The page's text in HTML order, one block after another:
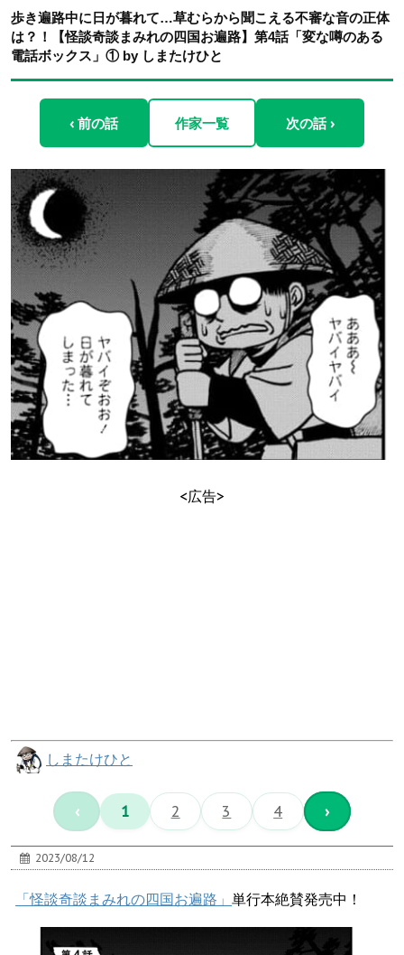
歩き遍路中に日が暮れて…草むらから聞こえる不審な音の正体
は？！【怪談奇談まみれの四国お遍路】第4話「変な噂のある
電話ボックス」① by しまたけひと
‹ 前の話 作家一覧 次の話 ›
<広告>
しまたけひと
‹ 1 2 3 4 ›
2023/08/12
「怪談奇談まみれの四国お遍路」 単行本絶賛発売中！